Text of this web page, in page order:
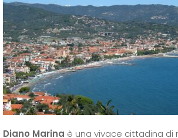
Diano Marina è una vivace cittadina di